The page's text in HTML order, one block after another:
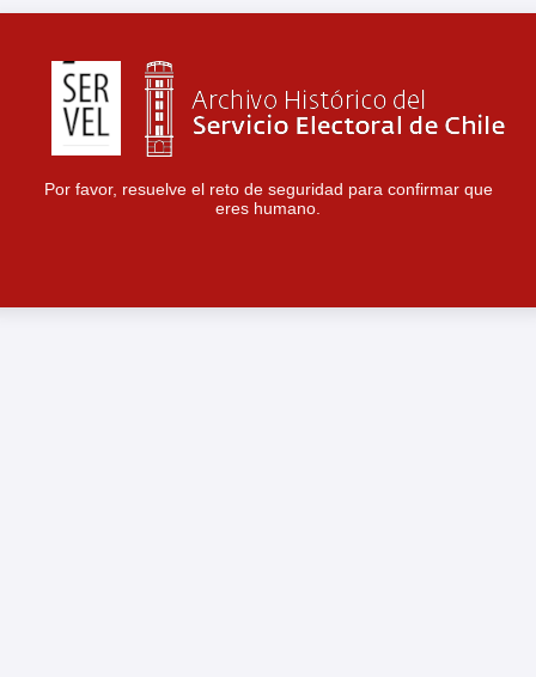
Por favor, resuelve el reto de seguridad para confirmar que
eres humano.